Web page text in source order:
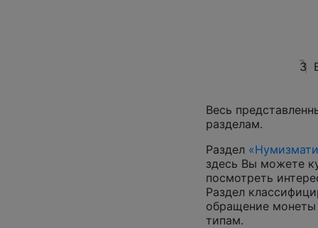
3
Весь
разделам.
Раздел
здесь Вы можете
посмотреть
Раздел
обращение
типам.